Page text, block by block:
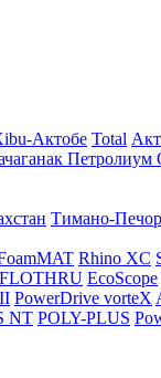
Актобе Total
Петролиум
Тимано-
Rhino XC
FLOTHRU EcoScope
PowerDrive vorteX
NT POLY-PLUS